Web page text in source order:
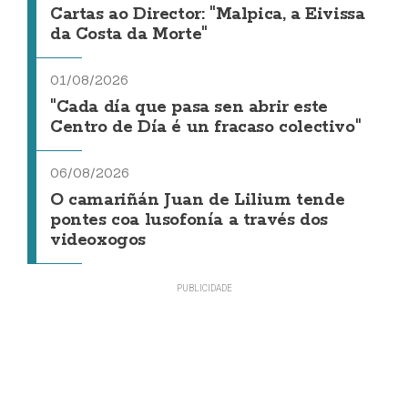
Cartas ao Director: "Malpica, a Eivissa
da Costa da Morte"
01/08/2026
"Cada día que pasa sen abrir este
Centro de Día é un fracaso colectivo"
06/08/2026
O camariñán Juan de Lilium tende
pontes coa lusofonía a través dos
videoxogos